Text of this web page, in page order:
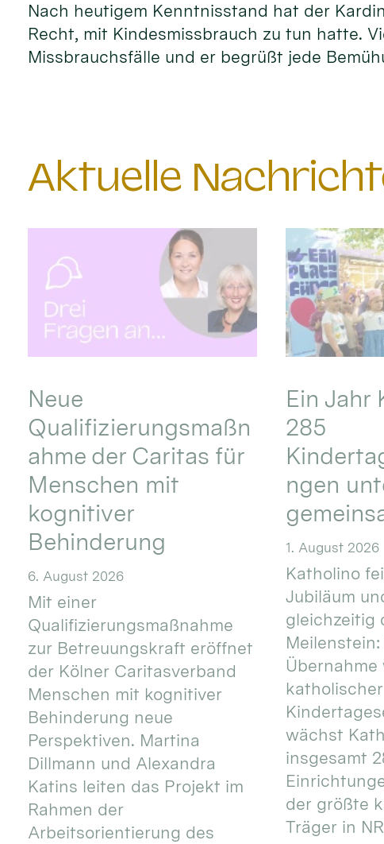
Nach heutigem Kenntnisstand hat der
Recht, mit Kindesmissbrauch zu tun hatte.
Missbrauchsfälle und er begrüßt jede
Aktuelle
Neue
Qualifizierungsmaßn
ahme der Caritas für
Menschen mit
kognitiver
Behinderung
6. August 2026
Mit einer
Qualifizierungsmaßnahme
zur Betreuungskraft eröffnet
der Kölner Caritasverband
Menschen mit kognitiver
Behinderung neue
Perspektiven. Martina
Dillmann und Alexandra
Katins leiten das Projekt im
Rahmen der
Arbeitsorientierung des
Ein Jahr
285
ngen
1. August 2026
Katholino
Jubiläum
gleichzeitig
Übernahme
katholischer
wächst
insgesamt
der größte
Träger in